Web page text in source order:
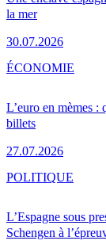
la mer
30.07.2026
L’euro en mèmes :
billets
27.07.2026
ÉCONOMIE
L’Espagne sous
Schengen à
POLITIQUE